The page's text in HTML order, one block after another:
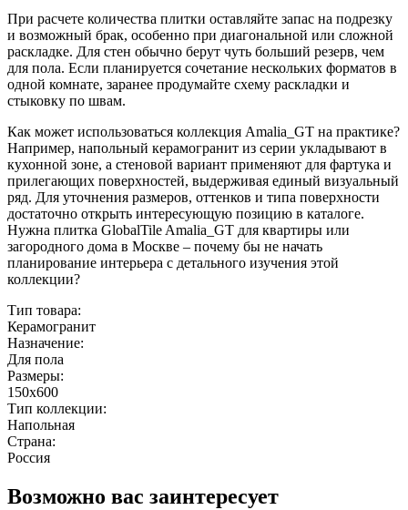
При расчете количества плитки оставляйте запас на подрезку
и возможный брак, особенно при диагональной или сложной
раскладке. Для стен обычно берут чуть больший резерв, чем
для пола. Если планируется сочетание нескольких форматов в
одной комнате, заранее продумайте схему раскладки и
стыковку по швам.
Как может использоваться коллекция Amalia_GT на практике?
Например, напольный керамогранит из серии укладывают в
кухонной зоне, а стеновой вариант применяют для фартука и
прилегающих поверхностей, выдерживая единый визуальный
ряд. Для уточнения размеров, оттенков и типа поверхности
достаточно открыть интересующую позицию в каталоге.
Нужна плитка GlobalTile Amalia_GT для квартиры или
загородного дома в Москве – почему бы не начать
планирование интерьера с детального изучения этой
коллекции?
Тип товара:
Керамогранит
Назначение:
Для пола
Размеры:
150x600
Тип коллекции:
Напольная
Страна:
Россия
Возможно вас заинтересует